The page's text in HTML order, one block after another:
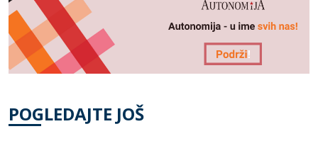
POGLEDAJTE JOŠ